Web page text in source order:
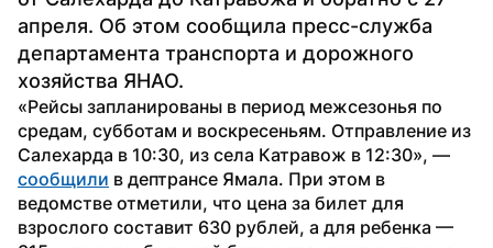
апреля. Об этом сообщила пресс-служба
департамента транспорта и дорожного
хозяйства ЯНАО.
«Рейсы запланированы в период межсезонья по
средам, субботам и воскресеньям. Отправление из
сообщили в дептрансе Ямала. При этом в
ведомстве отметили, что цена за билет для
взрослого составит 630 рублей, а для ребенка —